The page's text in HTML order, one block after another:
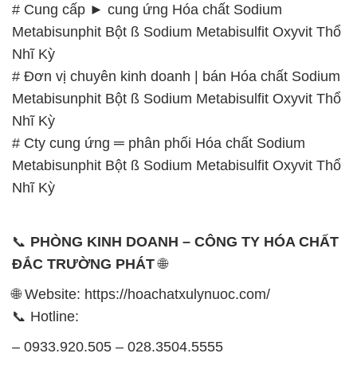
# Cung cấp ► cung ứng Hóa chất Sodium
Metabisunphit Bột ß Sodium Metabisulfit Oxyvit Thổ
Nhĩ Kỳ
# Đơn vị chuyên kinh doanh | bán Hóa chất Sodium
Metabisunphit Bột ß Sodium Metabisulfit Oxyvit Thổ
Nhĩ Kỳ
# Cty cung ứng ═ phân phối Hóa chất Sodium
Metabisunphit Bột ß Sodium Metabisulfit Oxyvit Thổ
Nhĩ Kỳ
📞 PHÒNG KINH DOANH – CÔNG TY HÓA CHẤT
ĐẮC TRƯỜNG PHÁT🌐
🌐 Website: https://hoachatxulynuoc.com/
📞 Hotline:
– 0933.920.505 – 028.3504.5555